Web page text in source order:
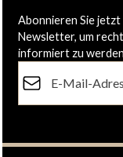
Abonnieren Sie
Newsletter, um
informiert zu
Ich habe die